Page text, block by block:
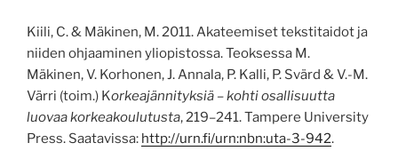
Kiili, C. & Mäkinen, M. 2011. Akateemiset tekstitaidot ja
niiden ohjaaminen yliopistossa. Teoksessa M.
Mäkinen, V. Korhonen, J. Annala, P. Kalli, P. Svärd & V.-M.
Värri (toim.) Korkeajännityksiä – kohti osallisuutta
luovaa korkeakoulutusta, 219–241. Tampere University
Press. Saatavissa: http://urn.fi/urn:nbn:uta-3-942.